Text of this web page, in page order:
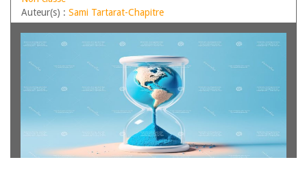
ÉQUITABLES »
Auteur(s) : Sami Tartarat-Chapitre